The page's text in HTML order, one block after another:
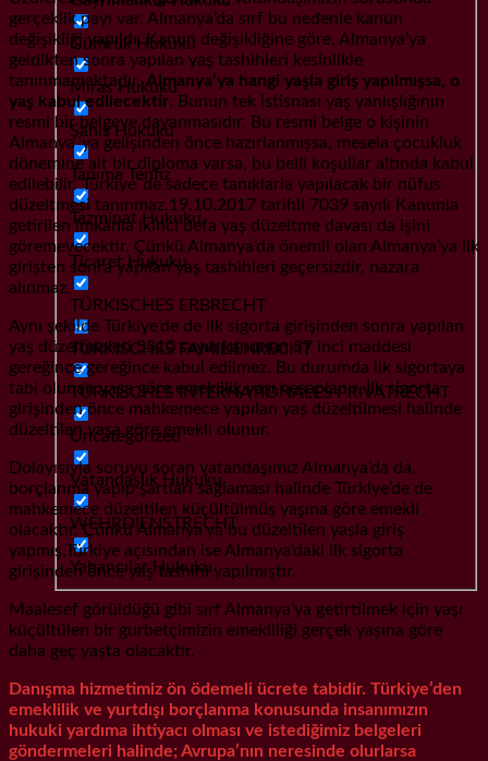
Gümrük Hukuku
Miras Hukuku
Şahıs Hukuku
Tanıma Tenfiz
Tazminat Hukuku
Ticaret Hukuku
TÜRKISCHES ERBRECHT
TÜRKISCHES FAMILIENRECHT
TÜRKISCHES INTERNATIONALES PRIVATRECHT
Uncategorized
Vatandaşlık Hukuku
WEHRDIENSTRECHT
Yabancılar Hukuku
gerçeklik payı var. Almanya’da sırf bu nedenle kanun
değişikliği yapıldı. Kanun değişikliğine göre, Almanya’ya
geldikten sonra yapılan yaş tashihleri kesinlikle
tanınmamaktadır.Almanya’ya hangi yaşla giriş yapılmışsa, o
yaş kabul edilecektir. Bunun tek istisnası yaş yanlışlığının
resmi bir belgeye dayanmasıdır. Bu resmi belge o kişinin
Almanya´ya gelişinden önce hazırlanmışsa, mesela çocukluk
dönemine ait bir diploma varsa, bu belli koşullar altında kabul
edilebilir. Türkiye´de sadece tanıklarla yapılacak bir nüfus
düzeltmesi tanınmaz.19.10.2017 tarihli 7039 sayılı Kanunla
getirilen imkânla ikinci defa yaş düzeltme davası da işini
göremeyecektir. Çünkü Almanya’da önemli olan Almanya’ya ilk
girişten sonra yapılan yaş tashihleri geçersizdir, nazara
alınmaz.
Aynı şekilde Türkiye’de de ilk sigorta girişinden sonra yapılan
yaş düzeltmeleri 5510 sayılı kanunun 57 inci maddesi
gereğince gereğince kabul edilmez. Bu durumda ilk sigortaya
tabi olunan yaşa göre emeklilik yaşı hesaplanır. İlk sigorta
girişinden önce mahkemece yapılan yaş düzeltilmesi halinde
düzeltilen yaşa göre emekli olunur.
Dolayısıyla soruyu soran vatandaşımız Almanya’da da,
borçlanma yapıp şartları sağlaması halinde Türkiye’de de
mahkemece düzeltilen küçültülmüş yaşına göre emekli
olacaktır. Çünkü Almanya’ya bu düzeltilen yaşla giriş
yapmış,Türkiye açısından ise Almanya’daki ilk sigorta
girişinden önce yaş tashihi yapılmıştır.
Maalesef görüldüğü gibi sırf Almanya’ya getirtilmek için yaşı
küçültülen bir gurbetçimizin emekliliği gerçek yaşına göre
daha geç yaşta olacaktır.
Danışma hizmetimiz ön ödemeli ücrete tabidir. Türkiye’den
emeklilik ve yurtdışı borçlanma konusunda insanımızın
hukuki yardıma ihtiyacı olması ve istediğimiz belgeleri
göndermeleri halinde; Avrupa’nın neresinde olurlarsa